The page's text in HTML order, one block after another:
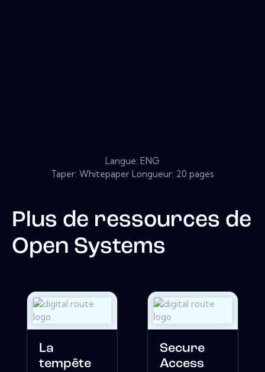
Langue: ENG
Taper: Whitepaper Longueur: 20 pages
Plus de ressources de
Open Systems
La
tempête
Secure
Access